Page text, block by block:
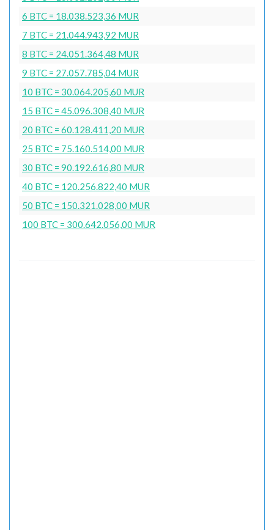
6 BTC = 18.038.523,36 MUR
7 BTC = 21.044.943,92 MUR
8 BTC = 24.051.364,48 MUR
9 BTC = 27.057.785,04 MUR
10 BTC = 30.064.205,60 MUR
15 BTC = 45.096.308,40 MUR
20 BTC = 60.128.411,20 MUR
25 BTC = 75.160.514,00 MUR
30 BTC = 90.192.616,80 MUR
40 BTC = 120.256.822,40 MUR
50 BTC = 150.321.028,00 MUR
100 BTC = 300.642.056,00 MUR